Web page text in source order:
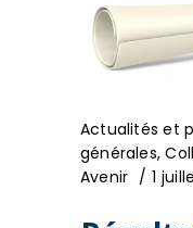
Actualités et
générales,
Avenir
1